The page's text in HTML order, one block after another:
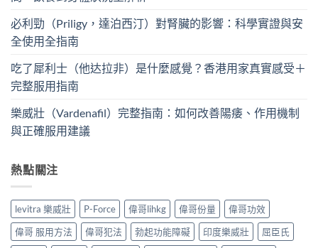
必利勁（Priligy，達泊西汀）對腎臟的影響：科學實證與安
全使用全指南
吃了犀利士（他达拉非）是什麼感覺？香港用家真實感受＋
完整服用指南
樂威壯（Vardenafil）完整指南：如何改善陽痿、作用機制
與正確服用建議
熱點關注
levitra 樂威壯 P-Force 偉哥lihkg 偉哥份量
偉哥功效
偉哥 服用方法
偉哥犯法 勃起功能障礙 印度樂威壯
屈臣氏